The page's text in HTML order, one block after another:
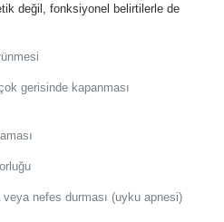
değil, fonksiyonel belirtilerle de
gerisinde kapanması
veya nefes durması (uyku apnesi)